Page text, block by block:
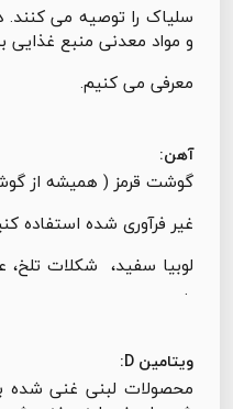
سلیاک را توصیه می کنند.
و مواد معدنی منبع غذایی
معرفی می کنیم.
آهن:
گوشت قرمز ( همیشه از
غیر فرآوری شده استفاده
لوبيا سفید، شکلات تلخ،
.
ویتامین D: